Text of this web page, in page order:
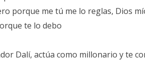
porque me tú me lo reglas, Dios
te lo debo
Dalí, actúa como millonario y te